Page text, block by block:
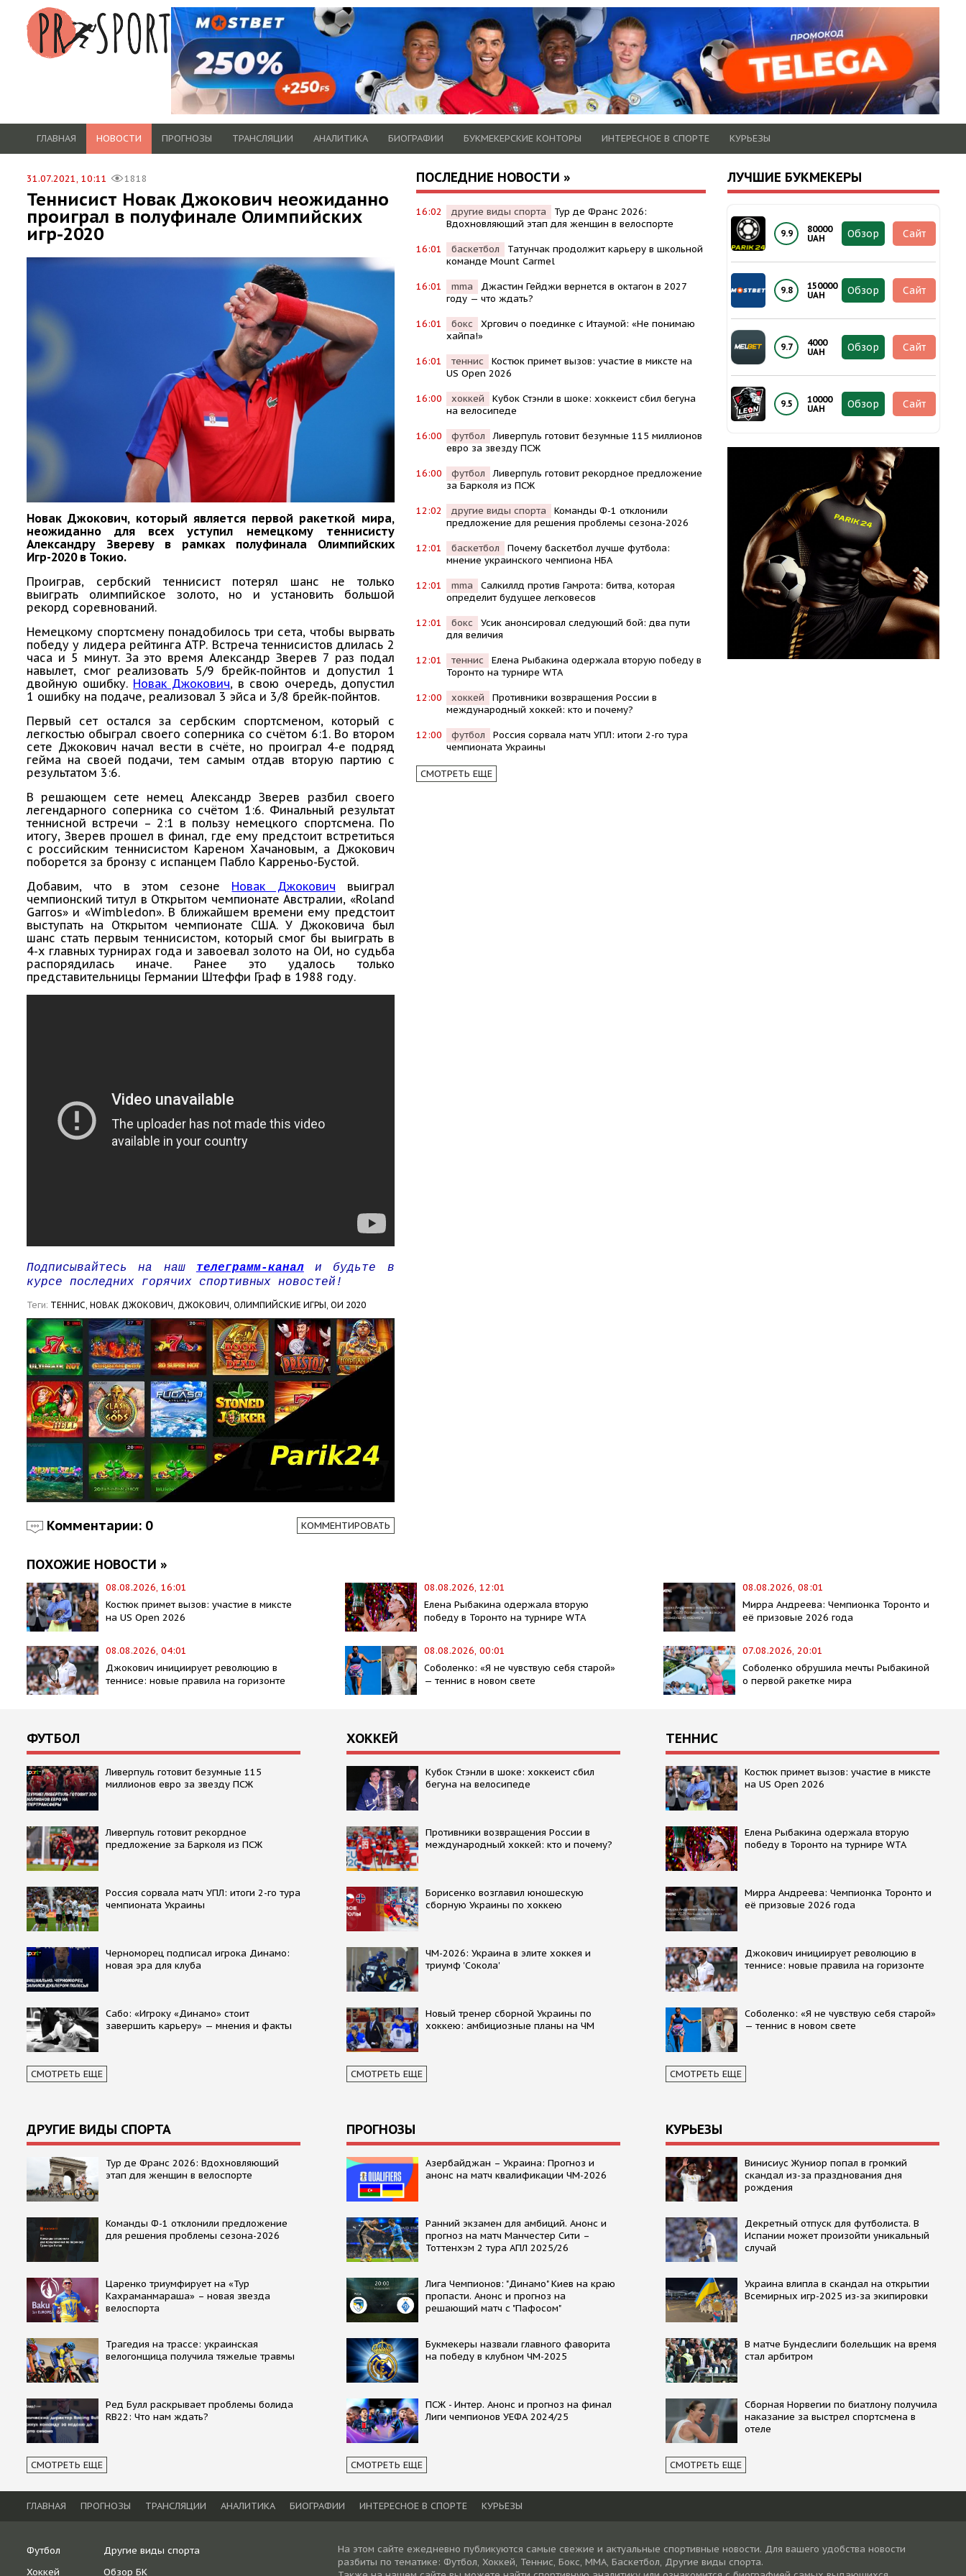
ГЛАВНАЯ НОВОСТИ ПРОГНОЗЫ ТРАНСЛЯЦИИ АНАЛИТИКА БИОГРАФИИ БУКМЕКЕРСКИЕ КОНТОРЫ ИНТЕРЕСНОЕ В СПОРТЕ КУРЬЕЗЫ
31.07.2021, 10:11 1818
Теннисист Новак Джокович неожиданно
проиграл в полуфинале Олимпийских
игр-2020
Новак Джокович, который является первой ракеткой мира,
неожиданно для всех уступил немецкому теннисисту
Александру Звереву в рамках полуфинала Олимпийских
Игр-2020 в Токио.
Проиграв, сербский теннисист потерял шанс не только
выиграть олимпийское золото, но и установить большой
рекорд соревнований.
Немецкому спортсмену понадобилось три сета, чтобы вырвать
победу у лидера рейтинга АТР. Встреча теннисистов длилась 2
часа и 5 минут. За это время Александр Зверев 7 раз подал
навылет, смог реализовать 5/9 брейк-пойнтов и допустил 1
двойную ошибку. Новак Джокович, в свою очередь, допустил
1 ошибку на подаче, реализовал 3 эйса и 3/8 брейк-пойнтов.
Первый сет остался за сербским спортсменом, который с
легкостью обыграл своего соперника со счётом 6:1. Во втором
сете Джокович начал вести в счёте, но проиграл 4-е подряд
гейма на своей подачи, тем самым отдав вторую партию с
результатом 3:6.
В решающем сете немец Александр Зверев разбил своего
легендарного соперника со счётом 1:6. Финальный результат
теннисной встречи – 2:1 в пользу немецкого спортсмена. По
итогу, Зверев прошел в финал, где ему предстоит встретиться
с российским теннисистом Кареном Хачановым, а Джокович
поборется за бронзу с испанцем Пабло Карреньо-Бустой.
Добавим, что в этом сезоне Новак Джокович выиграл
чемпионский титул в Открытом чемпионате Австралии, «Roland
Garros» и «Wimbledon». В ближайшем времени ему предстоит
выступать на Открытом чемпионате США. У Джоковича был
шанс стать первым теннисистом, который смог бы выиграть в
4-х главных турнирах года и завоевал золото на ОИ, но судьба
распорядилась иначе. Ранее это удалось только
представительницы Германии Штеффи Граф в 1988 году.
Подписывайтесь на наш телеграмм-канал
и будьте в
курсе последних горячих спортивных новостей!
Теги: ТЕННИС, НОВАК ДЖОКОВИЧ, ДЖОКОВИЧ, ОЛИМПИЙСКИЕ ИГРЫ, ОИ 2020
Комментарии: 0 КОММЕНТИРОВАТЬ
ПОСЛЕДНИЕ НОВОСТИ »
16:02 другие виды спорта
Тур де Франс 2026:
Вдохновляющий этап для женщин в велоспорте
16:01 баскетбол
Татунчак продолжит карьеру в школьной
команде Mount Carmel
16:01 mma
Джастин Гейджи вернется в октагон в 2027
году — что ждать?
16:01 бокс
Хргович о поединке с Итаумой: «Не понимаю
хайпа!»
16:01 теннис
Костюк примет вызов: участие в миксте на
US Open 2026
16:00 хоккей
Кубок Стэнли в шоке: хоккеист сбил бегуна
на велосипеде
16:00 футбол
Ливерпуль готовит безумные 115 миллионов
евро за звезду ПСЖ
16:00 футбол
Ливерпуль готовит рекордное предложение
за Барколя из ПСЖ
12:02 другие виды спорта
Команды Ф-1 отклонили
предложение для решения проблемы сезона-2026
12:01 баскетбол
Почему баскетбол лучше футбола:
мнение украинского чемпиона НБА
12:01 mma
Салкиллд против Гамрота: битва, которая
определит будущее легковесов
12:01 бокс
Усик анонсировал следующий бой: два пути
для величия
12:01 теннис
Елена Рыбакина одержала вторую победу в
Торонто на турнире WTA
12:00 хоккей
Противники возвращения России в
международный хоккей: кто и почему?
12:00 футбол
Россия сорвала матч УПЛ: итоги 2-го тура
чемпионата Украины
СМОТРЕТЬ ЕЩЕ
ЛУЧШИЕ БУКМЕКЕРЫ
9.9
80000
UAH
Обзор Сайт
9.8
150000
UAH
Обзор Сайт
9.7
4000
UAH
Обзор Сайт
9.5
10000
UAH
Обзор Сайт
ПОХОЖИЕ НОВОСТИ »
08.08.2026, 16:01
Костюк примет вызов: участие в миксте
на US Open 2026
08.08.2026, 12:01
Елена Рыбакина одержала вторую
победу в Торонто на турнире WTA
08.08.2026, 08:01
Мирра Андреева: Чемпионка Торонто и
её призовые 2026 года
08.08.2026, 04:01
Джокович инициирует революцию в
теннисе: новые правила на горизонте
08.08.2026, 00:01
Соболенко: «Я не чувствую себя старой»
— теннис в новом свете
07.08.2026, 20:01
Соболенко обрушила мечты Рыбакиной
о первой ракетке мира
ФУТБОЛ
Ливерпуль готовит безумные 115
миллионов евро за звезду ПСЖ
Ливерпуль готовит рекордное
предложение за Барколя из ПСЖ
Россия сорвала матч УПЛ: итоги 2-го тура
чемпионата Украины
Черноморец подписал игрока Динамо:
новая эра для клуба
Сабо: «Игроку «Динамо» стоит
завершить карьеру» — мнения и факты
СМОТРЕТЬ ЕЩЕ
ХОККЕЙ
Кубок Стэнли в шоке: хоккеист сбил
бегуна на велосипеде
Противники возвращения России в
международный хоккей: кто и почему?
Борисенко возглавил юношескую
сборную Украины по хоккею
ЧМ-2026: Украина в элите хоккея и
триумф 'Сокола'
Новый тренер сборной Украины по
хоккею: амбициозные планы на ЧМ
СМОТРЕТЬ ЕЩЕ
ТЕННИС
Костюк примет вызов: участие в миксте
на US Open 2026
Елена Рыбакина одержала вторую
победу в Торонто на турнире WTA
Мирра Андреева: Чемпионка Торонто и
её призовые 2026 года
Джокович инициирует революцию в
теннисе: новые правила на горизонте
Соболенко: «Я не чувствую себя старой»
— теннис в новом свете
СМОТРЕТЬ ЕЩЕ
ДРУГИЕ ВИДЫ СПОРТА
Тур де Франс 2026: Вдохновляющий
этап для женщин в велоспорте
Команды Ф-1 отклонили предложение
для решения проблемы сезона-2026
Царенко триумфирует на «Тур
Кахраманмараша» – новая звезда
велоспорта
Трагедия на трассе: украинская
велогонщица получила тяжелые травмы
Ред Булл раскрывает проблемы болида
RB22: Что нам ждать?
СМОТРЕТЬ ЕЩЕ
ПРОГНОЗЫ
Азербайджан – Украина: Прогноз и
анонс на матч квалификации ЧМ-2026
Ранний экзамен для амбиций. Анонс и
прогноз на матч Манчестер Сити –
Тоттенхэм 2 тура АПЛ 2025/26
Лига Чемпионов: "Динамо" Киев на краю
пропасти. Анонс и прогноз на
решающий матч с "Пафосом"
Букмекеры назвали главного фаворита
на победу в клубном ЧМ-2025
ПСЖ - Интер. Анонс и прогноз на финал
Лиги чемпионов УЕФА 2024/25
СМОТРЕТЬ ЕЩЕ
КУРЬЕЗЫ
Винисиус Жуниор попал в громкий
скандал из-за празднования дня
рождения
Декретный отпуск для футболиста. В
Испании может произойти уникальный
случай
Украина влипла в скандал на открытии
Всемирных игр-2025 из-за экипировки
В матче Бундеслиги болельщик на время
стал арбитром
Сборная Норвегии по биатлону получила
наказание за выстрел спортсмена в
отеле
СМОТРЕТЬ ЕЩЕ
ГЛАВНАЯ ПРОГНОЗЫ ТРАНСЛЯЦИИ АНАЛИТИКА БИОГРАФИИ ИНТЕРЕСНОЕ В СПОРТЕ КУРЬЕЗЫ
Футбол
Хоккей
Другие виды спорта
Обзор БК
На этом сайте ежедневно публикуются самые свежие и актуальные спортивные новости. Для вашего удобства новости
разбиты по тематике: Футбол, Хоккей, Теннис, Бокс, ММА, Баскетбол, Другие виды спорта.